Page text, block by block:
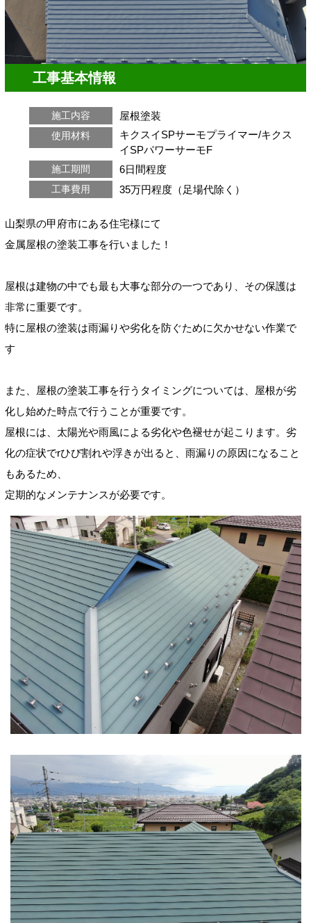
工事基本情報
施工内容 屋根塗装
使用材料
キクスイSPサーモプライマー/キクス
イSPパワーサーモF
施工期間 6日間程度
工事費用 35万円程度（足場代除く）
山梨県の甲府市にある住宅様にて
金属屋根の塗装工事を行いました！
屋根は建物の中でも最も大事な部分の一つであり、その保護は
非常に重要です。
特に屋根の塗装は雨漏りや劣化を防ぐために欠かせない作業で
す
また、屋根の塗装工事を行うタイミングについては、屋根が劣
化し始めた時点で行うことが重要です。
屋根には、太陽光や雨風による劣化や色褪せが起こります。劣
化の症状でrひび割れや浮きが出ると、雨漏りの原因になること
もあるため、
定期的なメンテナンスが必要です。